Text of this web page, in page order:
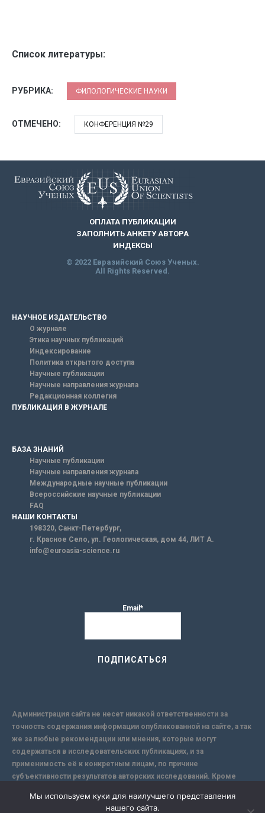
Список литературы:
РУБРИКА: ФИЛОЛОГИЧЕСКИЕ НАУКИ
ОТМЕЧЕНО: КОНФЕРЕНЦИЯ №29
ОПЛАТА ПУБЛИКАЦИИ
ЗАПОЛНИТЬ АНКЕТУ АВТОРА
ИНДЕКСЫ
© 2022 Евразийский Союз Ученых.
All Rights Reserved.
НАУЧНОЕ ИЗДАТЕЛЬСТВО
О журнале
Этика научных публикаций
Индексирование
Политика открытого доступа
Научные публикации
Научные направления журнала
Редакционная коллегия
ПУБЛИКАЦИЯ В ЖУРНАЛЕ
БАЗА ЗНАНИЙ
Научные публикации
Научные направления журнала
Международные научные публикации
Всероссийские научные публикации
FAQ
НАШИ КОНТАКТЫ
198320, Санкт-Петербург,
г. Красное Село, ул. Геологическая, дом 44, ЛИТ А.
info@euroasia-science.ru
Email*
Администрация сайта не несет никакой ответственности за
точность содержания информации опубликованной на сайте, а так
же за любые рекомендации или мнения, которые могут
содержаться в исследовательских публикациях, и за
применимость её к конкретным лицам, по причине
субъективности результатов авторских исследований. Кроме
надежной защиты информации, Сайт не несет ответственности за
Мы используем куки для наилучшего представления
нашего сайта.